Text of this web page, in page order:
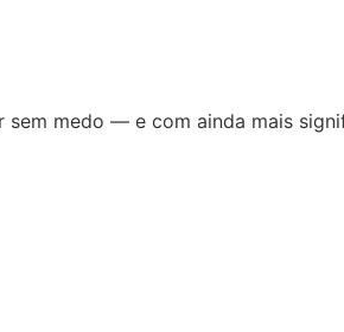
sem medo — e com ainda mais